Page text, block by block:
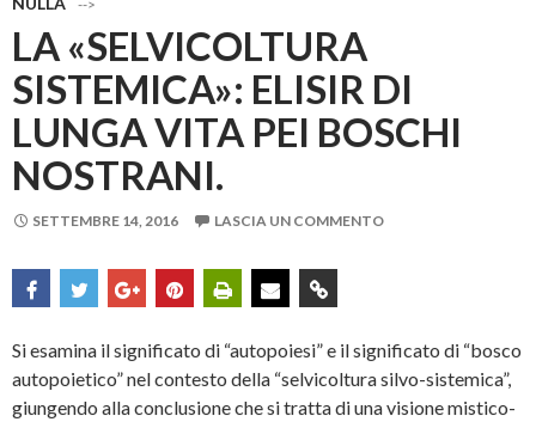
-->
LA «SELVICOLTURA
SISTEMICA»: ELISIR DI
LUNGA VITA PEI BOSCHI
NOSTRANI.
SETTEMBRE 14, 2016 LASCIA UN COMMENTO
Si esamina il significato di “autopoiesi” e il significato di “bosco
autopoietico” nel contesto della “selvicoltura silvo-sistemica”,
giungendo alla conclusione che si tratta di una visione mistico-